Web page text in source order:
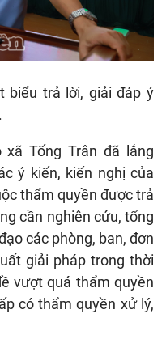
biểu trả lời, giải đáp ý
Tống Trân đã lắng
ý kiến, kiến nghị của
thẩm quyền được trả
cần nghiên cứu, tổng
các phòng, ban, đơn
giải pháp trong thời
vượt quá thẩm quyền
có thẩm quyền xử lý,